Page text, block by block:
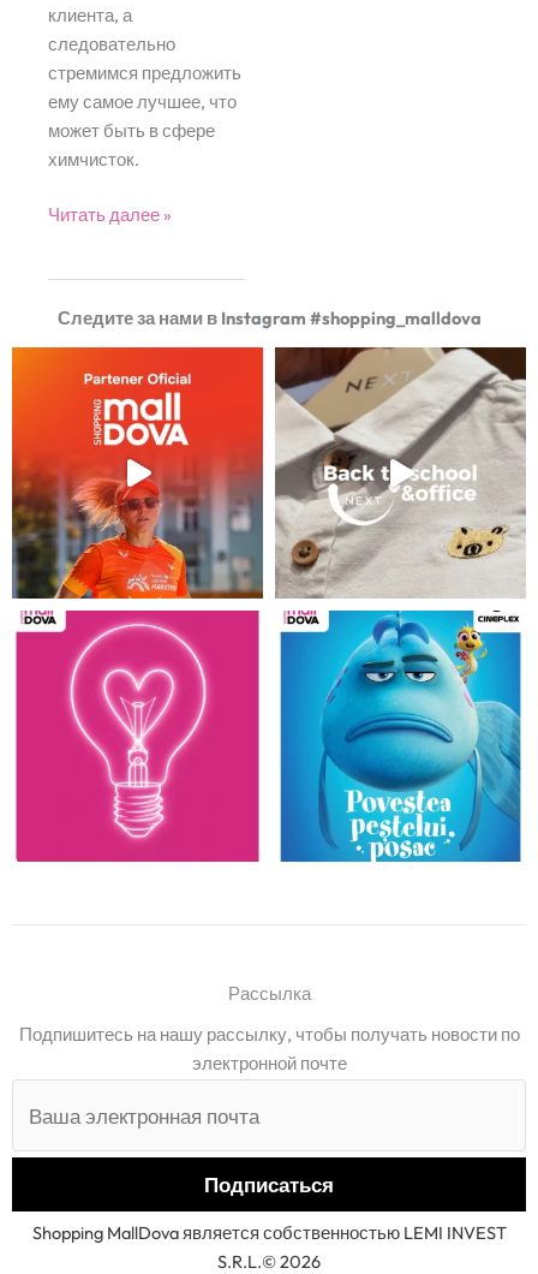
клиента, а
следовательно
стремимся предложить
ему самое лучшее, что
может быть в сфере
химчисток.
Acquazzurro
Читать далее »
Следите за нами в Instagram #shopping_malldova
Рассылка
Подпишитесь на нашу рассылку, чтобы получать новости по
электронной почте
Shopping MallDova является собственностью LEMI INVEST
S.R.L.© 2026